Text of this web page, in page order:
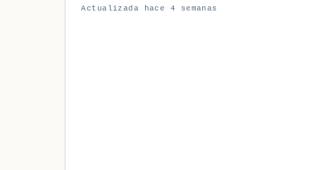
Actualizada hace 4 semanas